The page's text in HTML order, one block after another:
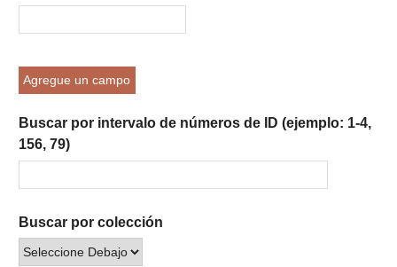
un
campo
Agregue un campo
Buscar por intervalo de números de ID (ejemplo: 1-4,
156, 79)
Buscar por colección